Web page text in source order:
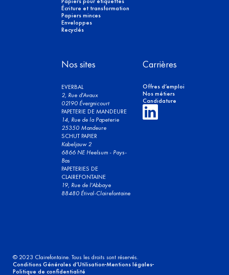
Écriture et transformation
Papiers minces
Enveloppes
Recyclés
Nos sites
EVERBAL
2, Rue d'Avaux
02190 Évergnicourt
PAPETERIE DE MANDEURE
14, Rue de la Papeterie
25350 Mandeure
SCHUT PAPIER
Kabeljauw 2
6866 NE Heelsum - Pays-
Bas
PAPETERIES DE
CLAIREFONTAINE
19, Rue de l'Abbaye
88480 Étival-Clairefontaine
Carrières
Offres d’emploi
Nos métiers
Candidature
© 2023 Clairefontaine. Tous les droits sont réservés.
Conditions Générales d’Utilisation Mentions légales
Politique de confidentialité